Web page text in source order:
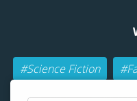
#Science Fiction
#Autoren
#Buch-